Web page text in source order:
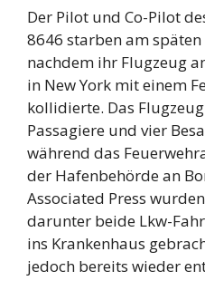
Der Pilot und Co-Pilot
8646 starben am
nachdem ihr Flugzeug
in New York mit einem
kollidierte. Das
Passagiere und vier
während das
der Hafenbehörde an
Associated Press
darunter beide Lkw-
ins Krankenhaus
jedoch bereits wieder